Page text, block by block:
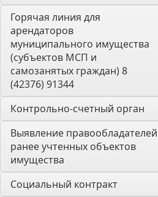
Горячая линия для
арендаторов
муниципального имущества
(субъектов МСП и
самозанятых граждан) 8
(42376) 91344
Контрольно-счетный орган
Выявление правообладателей
ранее учтенных объектов
имущества
Социальный контракт